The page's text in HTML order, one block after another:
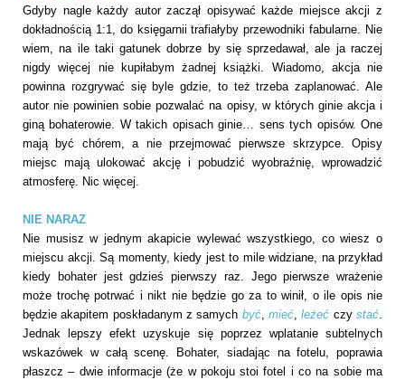
Gdyby nagle każdy autor zaczął opisywać każde miejsce akcji z
dokładnością 1:1, do księgarnii trafiałyby przewodniki fabularne. Nie
wiem, na ile taki gatunek dobrze by się sprzedawał, ale ja raczej
nigdy więcej nie kupiłabym żadnej książki. Wiadomo, akcja nie
powinna rozgrywać się byle gdzie, to też trzeba zaplanować. Ale
autor nie powinien sobie pozwalać na opisy, w których ginie akcja i
giną bohaterowie. W takich opisach ginie… sens tych opisów. One
mają być chórem, a nie przejmować pierwsze skrzypce. Opisy
miejsc mają ulokować akcję i pobudzić wyobraźnię, wprowadzić
atmosferę. Nic więcej.
NIE NARAZ
Nie musisz w jednym akapicie wylewać wszystkiego, co wiesz o
miejscu akcji. Są momenty, kiedy jest to mile widziane, na przykład
kiedy bohater jest gdzieś pierwszy raz. Jego pierwsze wrażenie
może trochę potrwać i nikt nie będzie go za to winił, o ile opis nie
będzie akapitem poskładanym z samych być,mieć,leżeć czystać.
Jednak lepszy efekt uzyskuje się poprzez wplatanie subtelnych
wskazówek w całą scenę. Bohater, siadając na fotelu, poprawia
płaszcz – dwie informacje (że w pokoju stoi fotel i co na sobie ma